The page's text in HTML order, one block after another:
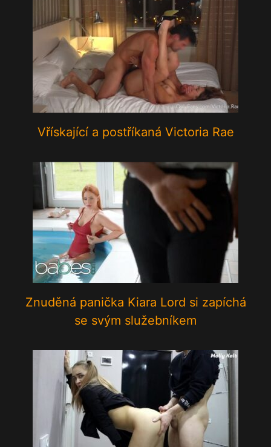
Vřískající a postříkaná Victoria Rae
Znuděná panička Kiara Lord si zapíchá
se svým služebníkem